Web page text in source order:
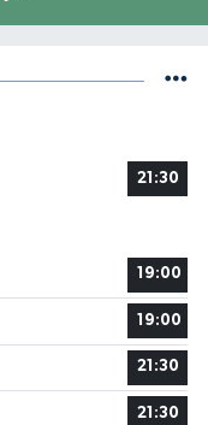
21:30
19:00
19:00
21:30
21:30